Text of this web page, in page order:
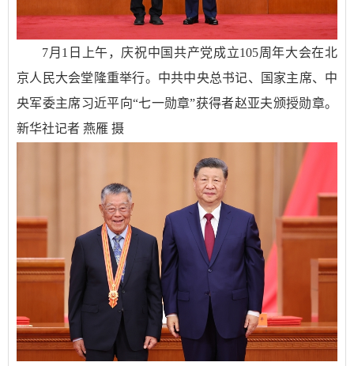
7月1日上午，庆祝中国共产党成立105周年大会在北
京人民大会堂隆重举行。中共中央总书记、国家主席、中
央军委主席习近平向“七一勋章”获得者赵亚夫颁授勋章。
新华社记者 燕雁 摄